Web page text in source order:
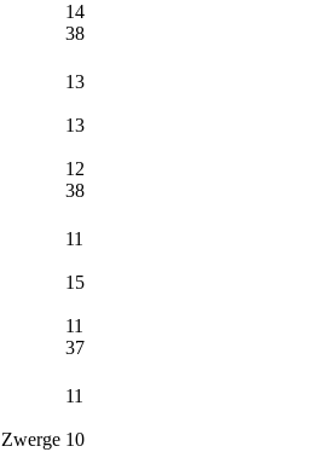
14
38
13
13
12
38
11
15
11
37
11
10